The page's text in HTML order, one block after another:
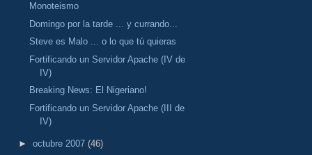
Monoteismo
Domingo por la tarde ... y currando...
Steve es Malo ... o lo que tú quieras
Fortificando un Servidor Apache (IV de
IV)
Breaking News: El Nigeriano!
Fortificando un Servidor Apache (III de
IV)
► octubre 2007 (46)